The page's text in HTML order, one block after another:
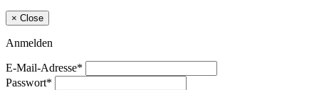
× Close
Anmelden
E-Mail-Adresse*
Passwort*